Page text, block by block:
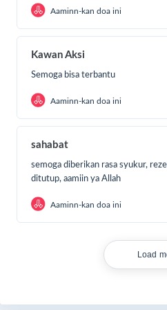
Aaminn-kan doa ini
Kawan Aksi
Semoga bisa terbantu
Aaminn-kan doa ini
sahabat
semoga diberikan rasa syukur,
ditutup, aamiin ya Allah
Aaminn-kan doa ini
Load